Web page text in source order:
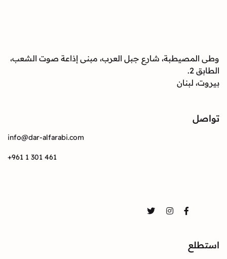
وطى المصيطبة، شارع جبل العرب، مبنى إذاعة صوت الشعب،
الطابق 2.
بيروت، لبنان
تواصل
info@dar-alfarabi.com
+961 1 301 461
Facebook
Instagram
Twitter
استطلع